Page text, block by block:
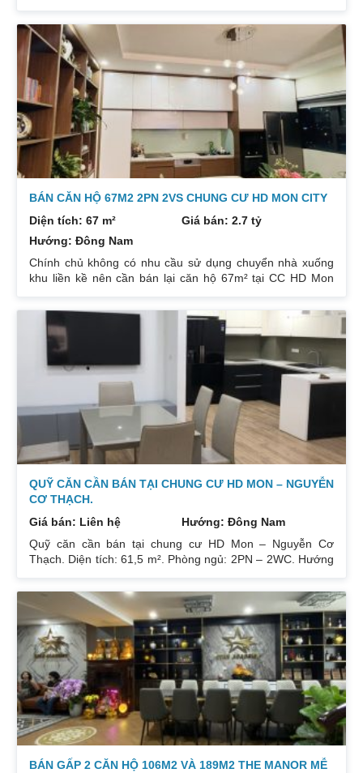
nên cần bán lại để đầu tư cái khác, cụ thể như sau:
Hướng: TB, ban công Đông Nam. Thiết kế: 4 ngủ 3WC DT:
174m². Nội thất đẹp thiết kế sang trọng trẻ trung. Phòng
khách, bếp, thiết bị vệ sinh tất cả đều mới và sử dụng tốt.
Nhà đã có sổ pháp
BÁN CĂN HỘ 67M2 2PN 2VS CHUNG CƯ HD MON CITY
Diện tích: 67 m²
Giá bán: 2.7 tỷ
Hướng: Đông Nam
Chính chủ không có nhu cầu sử dụng chuyển nhà xuống
khu liền kề nên cần bán lại căn hộ 67m² tại CC HD Mon
công hướng Đông Nam căn góc nhiều mặt thoáng và có
ban công nhỏ phòng ngủ chính. Đồ nội thất cao cấp bán
để lại toàn bộ nội thất cao cấp theo phong cách Châu Âu.
Sổ đỏ chính chủ xem nhà 24/24. Liên hệ xem nhà:
0832133366
QUỸ CĂN CẦN BÁN TẠI CHUNG CƯ HD MON – NGUYỄN
CƠ THẠCH.
Giá bán: Liên hệ
Hướng: Đông Nam
Quỹ căn cần bán tại chung cư HD Mon – Nguyễn Cơ
Thạch. Diện tích: 61,5 m². Phòng ngủ: 2PN – 2WC. Hướng
Giá: 3 tỷ. Diện tích: 67 m². Phòng ngủ: 2PN 2WC. Hướng
ban công: Đông Nam. Nội thất: Nhà full đồ đẹp, Có sổ. Giá:
3 tỷ 250. Diện tích: 86 m². Phòng ngủ: 2PN 2WC. Hướng
ban công: Tây tứ trạch. Nội thất: Nhà full đồ. Có sổ. Giá: 4
tỷ.
BÁN GẤP 2 CĂN HỘ 106M2 VÀ 189M2 THE MANOR MỄ